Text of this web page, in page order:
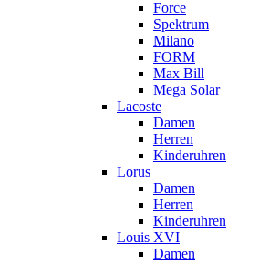
Force
Spektrum
Milano
FORM
Max Bill
Mega Solar
Lacoste
Damen
Herren
Kinderuhren
Lorus
Damen
Herren
Kinderuhren
Louis XVI
Damen